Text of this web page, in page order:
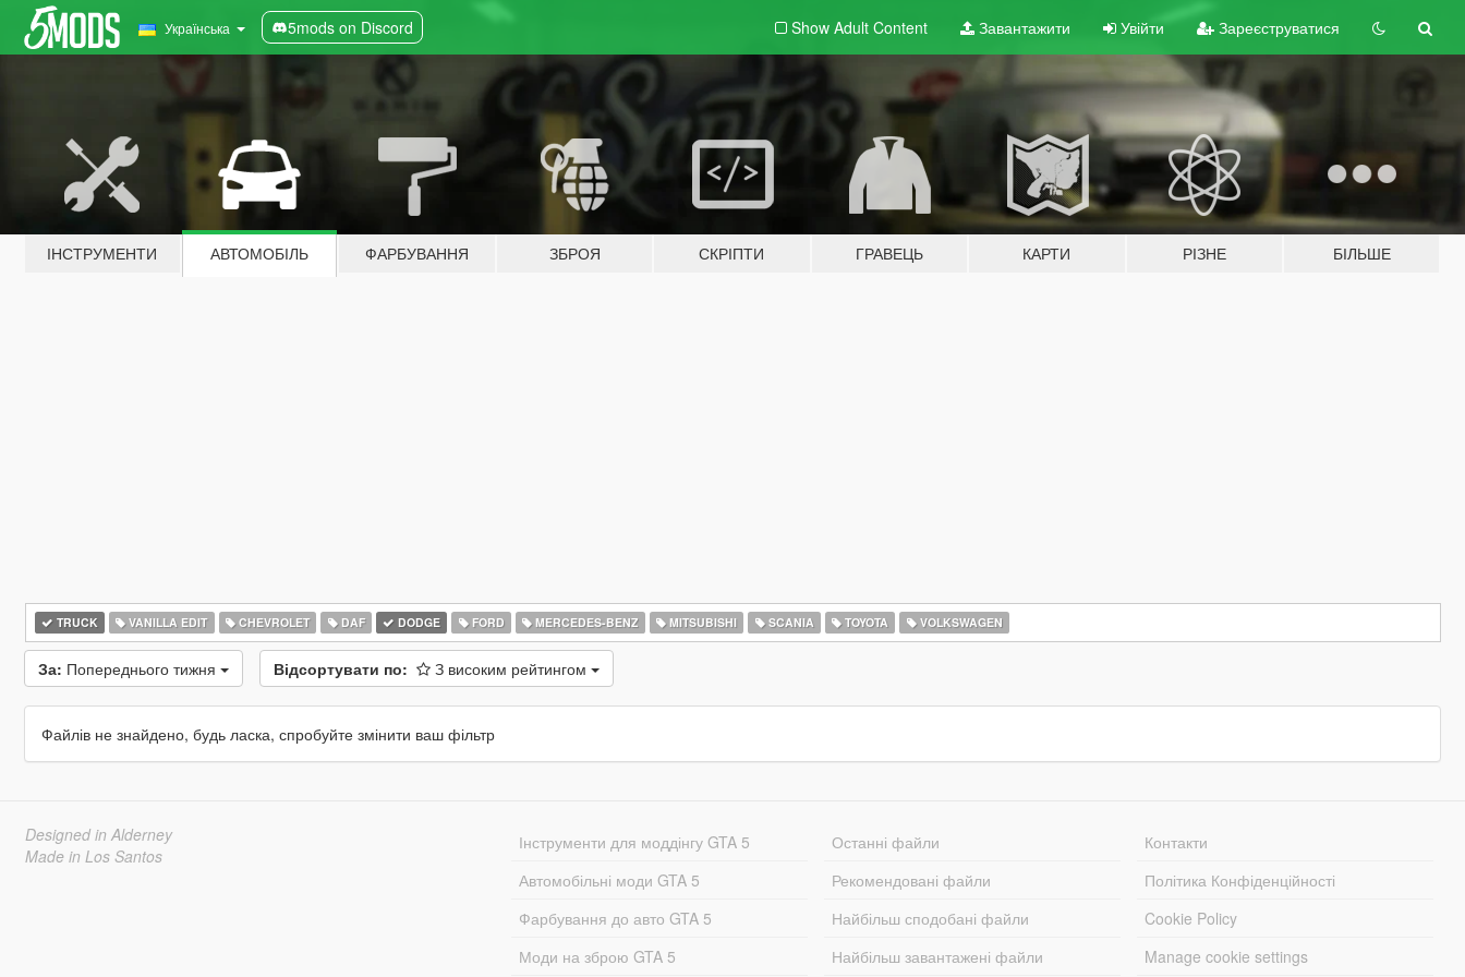
Українська 5mods on Discord Show Adult Content Завантажити Увійти Зареєструватися
ІНСТРУМЕНТИ АВТОМОБІЛЬ ФАРБУВАННЯ ЗБРОЯ СКРІПТИ ГРАВЕЦЬ КАРТИ РІЗНЕ БІЛЬШЕ
TRUCK VANILLA EDIT CHEVROLET DAF DODGE FORD MERCEDES-BENZ MITSUBISHI SCANIA TOYOTA VOLKSWAGEN
За: Попереднього тижня Відсортувати по: З високим рейтингом
Файлів не знайдено, будь ласка, спробуйте змінити ваш фільтр
Designed in Alderney
Made in Los Santos
Інструменти для моддінгу GTA 5
Автомобільні моди GTA 5
Фарбування до авто GTA 5
Моди на зброю GTA 5
Останні файли
Рекомендовані файли
Найбільш сподобані файли
Найбільш завантажені файли
Контакти
Політика Конфіденційності
Cookie Policy
Manage cookie settings